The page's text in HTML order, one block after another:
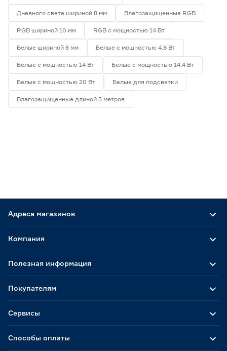
Дневного света шириной 8 мм Влагозащищенные RGB
RGB шириной 10 мм RGB с мощностью 14 Вт
Белые шириной 6 мм Белые с мощностью 4.8 Вт
Белые с мощностью 14 Вт Белые с мощностью 14.4 Вт
Белые с мощностью 20 Вт Белые для подсветки
Влагозащищенные длиной 5 метров
Адреса магазинов
Способы оплаты
Компания
Полезная информация
Покупателям
Сервисы